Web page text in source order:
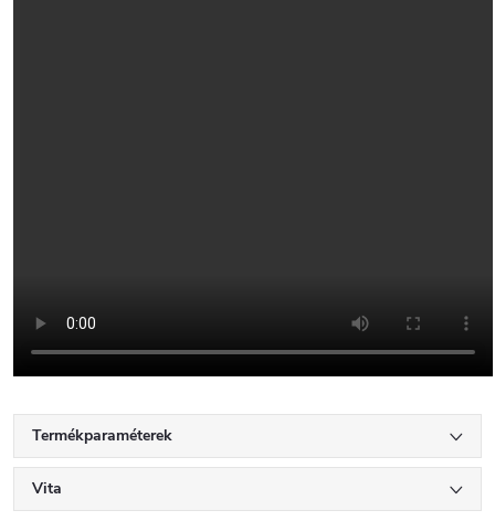
Termékparaméterek
Vita